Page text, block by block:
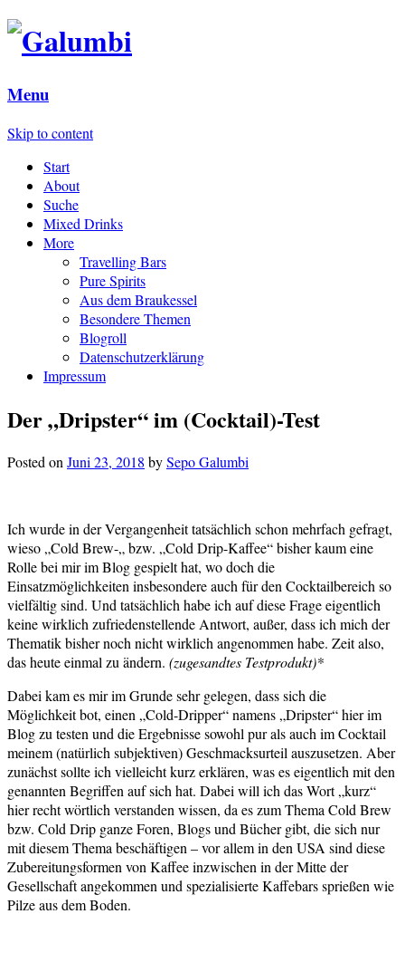
Menu
Skip to content
Start
About
Suche
Mixed Drinks
More
Travelling Bars
Pure Spirits
Aus dem Braukessel
Besondere Themen
Blogroll
Datenschutzerklärung
Impressum
Der „Dripster“ im (Cocktail)-Test
Posted onJuni 23, 2018 bySepo Galumbi
Ich wurde in der Vergangenheit tatsächlich schon mehrfach gefragt,
wieso „Cold Brew-„ bzw. „Cold Drip-Kaffee“ bisher kaum eine
Rolle bei mir im Blog gespielt hat, wo doch die
Einsatzmöglichkeiten insbesondere auch für den Cocktailbereich so
vielfältig sind. Und tatsächlich habe ich auf diese Frage eigentlich
keine wirklich zufriedenstellende Antwort, außer, dass ich mich der
Thematik bisher noch nicht wirklich angenommen habe. Zeit also,
das heute einmal zu ändern. (zugesandtes Testprodukt)*
Dabei kam es mir im Grunde sehr gelegen, dass sich die
Möglichkeit bot, einen „Cold-Dripper“ namens „Dripster“ hier im
Blog zu testen und die Ergebnisse sowohl pur als auch im Cocktail
meinem (natürlich subjektiven) Geschmacksurteil auszusetzen. Aber
zunächst sollte ich vielleicht kurz erklären, was es eigentlich mit den
genannten Begriffen auf sich hat. Dabei will ich das Wort „kurz“
hier recht wörtlich verstanden wissen, da es zum Thema Cold Brew
bzw. Cold Drip ganze Foren, Blogs und Bücher gibt, die sich nur
mit diesem Thema beschäftigen – vor allem in den USA sind diese
Zubereitungsformen von Kaffee inzwischen in der Mitte der
Gesellschaft angekommen und spezialisierte Kaffebars sprießen wie
Pilze aus dem Boden.